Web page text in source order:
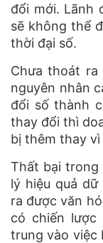
đổi mới. Lãnh
sẽ không thể
thời đại số.
Chưa thoát
nguyên nhân
đổi số thành
thay đổi thì
bị thêm thay
Thất bại trong
lý hiệu quả
ra được văn
có chiến lược
trung vào việc